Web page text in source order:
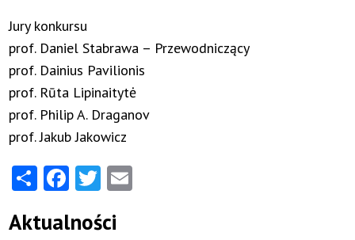
Jury konkursu
prof. Daniel Stabrawa – Przewodniczący
prof. Dainius Pavilionis
prof. Rūta Lipinaitytė
prof. Philip A. Draganov
prof. Jakub Jakowicz
ShareFacebook
Twitter
Aktualności